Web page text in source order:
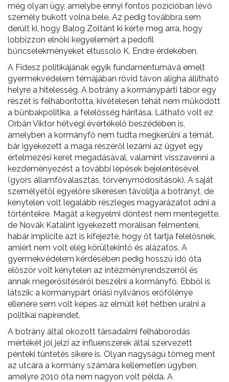
még olyan ügy, amelybe ennyi fontos pozícióban lévő
személy bukott volna bele. Az pedig továbbra sem
derült ki, hogy Balog Zoltánt ki kérte meg arra, hogy
lobbizzon elnöki kegyelemért a pedofil
bűncselekményeket eltussoló K. Endre érdekében.
A Fidesz politikájának egyik fundamentumává emelt
gyermekvédelem témájában rövid távon aligha állítható
helyre a hitelesség. A botrány a kormánypárti tábor egy
részét is felháborította, kivételesen tehát nem működött
a bűnbakpolitika, a felelősség hárítása. Látható volt ez
Orbán Viktor hétvégi évértékelő beszédében is,
amelyben a kormányfő nem tudta megkerülni a témát,
bár igyekezett a maga részéről lezárni az ügyet egy
értelmezési keret megadásával, valamint visszavenni a
kezdeményezést a további lépések bejelentésével
(gyors államfőválasztás, törvénymódosítások). A saját
személyétől egyelőre sikeresen távolítja a botrányt, de
kénytelen volt legalább részleges magyarázatot adni a
történtekre. Magát a kegyelmi döntést nem mentegette,
de Novák Katalint igyekezett morálisan felmenteni,
habár implicite azt is kifejezte, hogy őt tartja felelősnek,
amiért nem volt elég körültekintő és alázatos. A
gyermekvédelem kérdésében pedig hosszú idő óta
először volt kénytelen az intézményrendszerről és
annak megerősítéséről beszélni a kormányfő. Ebből is
látszik: a kormánypárt óriási nyilvános erőfölénye
ellenére sem volt képes az elmúlt két hétben uralni a
politikai napirendet.
A botrány által okozott társadalmi felháborodás
mértékét jól jelzi az influenszerek által szervezett
pénteki tüntetés sikere is. Olyan nagyságú tömeg ment
az utcára a kormány számára kellemetlen ügyben,
amelyre 2010 óta nem nagyon volt példa. A